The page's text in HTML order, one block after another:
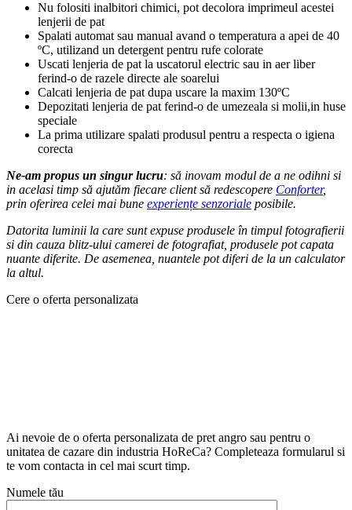
Nu folositi inalbitori chimici, pot decolora imprimeul acestei
lenjerii de pat
Spalati automat sau manual avand o temperatura a apei de 40
ºC, utilizand un detergent pentru rufe colorate
Uscati lenjeria de pat la uscatorul electric sau in aer liber
ferind-o de razele directe ale soarelui
Calcati lenjeria de pat dupa uscare la maxim 130ºC
Depozitati lenjeria de pat ferind-o de umezeala si molii,in huse
speciale
La prima utilizare spalati produsul pentru a respecta o igiena
corecta
Ne-am propus un singur lucru: să inovam modul de a ne odihni si
in acelasi timp să ajutăm fiecare client să redescopere Conforter,
prin oferirea celei mai bune experiențe senzoriale posibile.
Datorita luminii la care sunt expuse produsele în timpul fotografierii
si din cauza blitz-ului camerei de fotografiat, produsele pot capata
nuante diferite. De asemenea, nuantele pot diferi de la un calculator
la altul.
Cere o oferta personalizata
Ai nevoie de o oferta personalizata de pret angro sau pentru o
unitatea de cazare din industria HoReCa? Completeaza formularul si
te vom contacta in cel mai scurt timp.
Numele tău